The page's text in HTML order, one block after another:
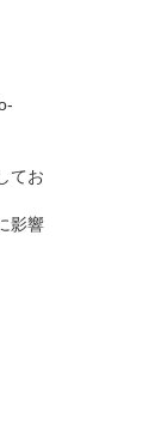
てお
影響